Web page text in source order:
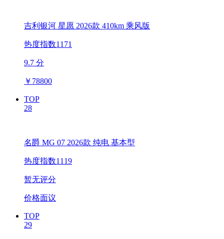
吉利银河 星愿 2026款 410km 乘风版
热度指数1171
9.7 分
￥ 78800
TOP
28
名爵 MG 07 2026款 纯电 基本型
热度指数1119
暂无评分
价格面议
TOP
29